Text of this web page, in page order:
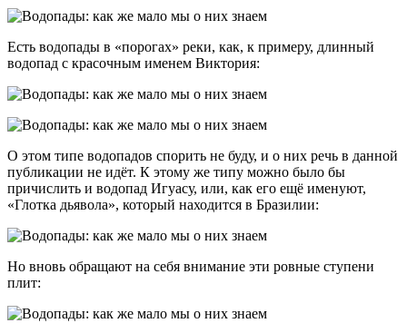
Есть водопады в «порогах» реки, как, к примеру, длинный
водопад с красочным именем Виктория:
О этом типе водопадов спорить не буду, и о них речь в данной
публикации не идёт. К этому же типу можно было бы
причислить и водопад Игуасу, или, как его ещё именуют,
«Глотка дьявола», который находится в Бразилии:
Но вновь обращают на себя внимание эти ровные ступени
плит: